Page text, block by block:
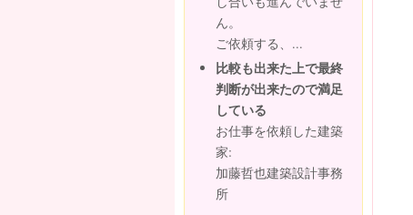
ん。
ご依頼する、...
比較も出来た上で最終
判断が出来たので満足
している
お仕事を依頼した建築
家:
加藤哲也建築設計事務
所